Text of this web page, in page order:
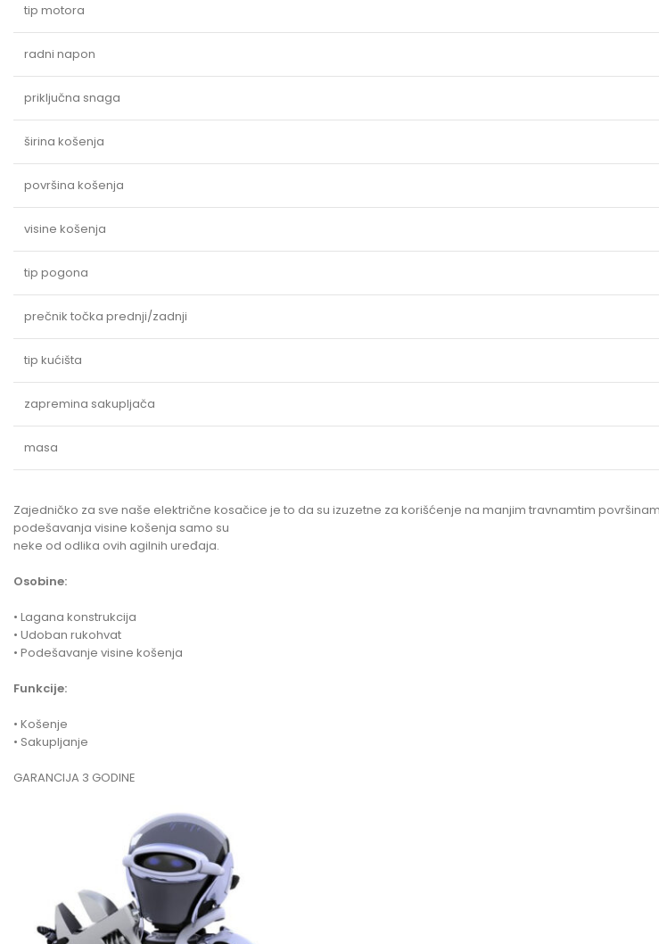
tip motora
radni napon
priključna snaga
širina košenja
površina košenja
visine košenja
tip pogona
prečnik točka prednji/zadnji
tip kućišta
zapremina sakupljača
masa
Zajedničko za sve naše električne kosačice je to da su izuzetne za korišćenje na manjim travnamtim
podešavanja visine košenja samo su
neke od odlika ovih agilnih uređaja.
Osobine:
• Lagana konstrukcija
• Udoban rukohvat
• Podešavanje visine košenja
Funkcije:
• Košenje
• Sakupljanje
GARANCIJA 3 GODINE